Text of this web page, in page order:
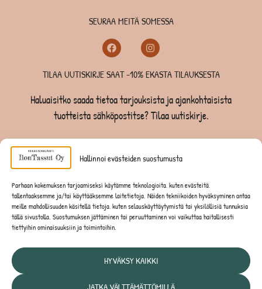
Hallinnoi evästeiden suostumusta
Parhaan kokemuksen tarjoamiseksi käytämme teknologioita, kuten evästeitä,
tallentaaksemme ja/tai käyttääksemme laitetietoja. Näiden tekniikoiden hyväksyminen antaa
meille mahdollisuuden käsitellä tietoja, kuten selauskäyttäytymistä tai yksilöllisiä tunnuksia
tällä sivustolla. Suostumuksen jättäminen tai peruuttaminen voi vaikuttaa haitallisesti
tiettyihin ominaisuuksiin ja toimintoihin.
HYVÄKSY KAIKKI
SEURAA MEITÄ SOMESSA
TILAA UUTISKIRJE SAAT -10% EKASTA TILAUKSESTA
Haluaisitko saada tietoa tarjouksista ja ajankohtaisista
tuotteista sähköpostitse? Tilaa uutiskirje.
TILAA UUTISKIRJE -SAAT -10% EKASTA TILAUKSESTA
KISSOILLE
JYRSIJÖILLE